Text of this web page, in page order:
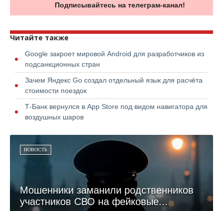
Подписывайтесь на телеграм-канал!
Читайте также
Google закроет мировой Android для разработчиков из
подсанкционных стран
Зачем Яндекс Go создал отдельный язык для расчёта
стоимости поездок
Т-Банк вернулся в App Store под видом навигатора для
воздушных шаров
НОВОСТЬ
Мошенники заманили родственников
участников СВО на фейковые...